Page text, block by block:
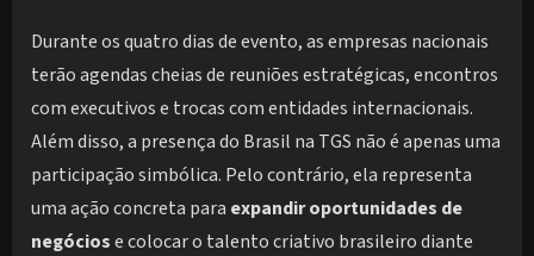
Durante os quatro dias de evento, as empresas nacionais
terão agendas cheias de reuniões estratégicas, encontros
com executivos e trocas com entidades internacionais.
Além disso, a presença do Brasil na TGS não é apenas uma
participação simbólica. Pelo contrário, ela representa
uma ação concreta para expandir oportunidades de
negóciose colocar o talento criativo brasileiro diante